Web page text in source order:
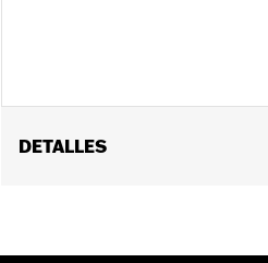
DETALLES
requieren la calibración del